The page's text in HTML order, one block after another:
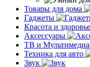
Товары для дома
Гаджеты
Красота и здоровье
Аксессуары
ТВ и Мультимедиа
Техника для авто
Звук